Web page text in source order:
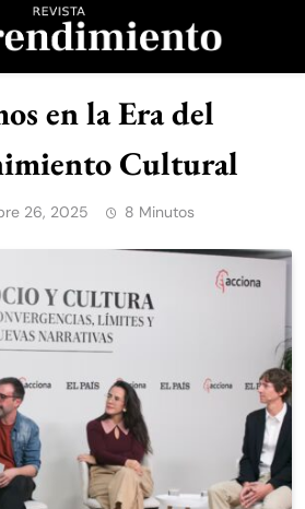
Revista
en la Era del
Cultural
26, 2025 8 Minutos